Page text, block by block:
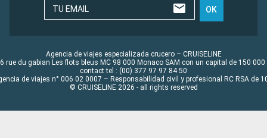
TU EMAIL OK
Agencia de viajes especializada crucero – CRUISELINE
rue du gabian Les flots bleus MC 98 000 Monaco SAM con un capital de 150 000
contact tel : (00) 377 97 97 84 50
de viajes n° 006 02 0007 – Responsabilidad civil y profesional RC RSA de
© CRUISELINE 2026 - all rights reserved